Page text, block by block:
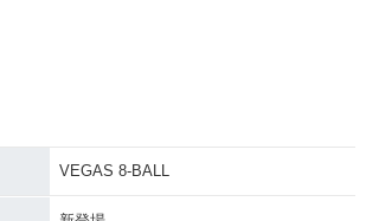
VEGAS 8-BALL